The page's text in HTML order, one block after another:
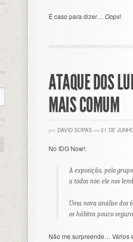
É caso para dizer… Oops!
ATAQUE DOS
MAIS COMUM
por DAVID SOPAS em 21 DE
No IDG Now!:
A exposição, pelo
a todos nós: ele nos
Uma nova análise dos
os hábitos pouco
Não me surpreende… Vários